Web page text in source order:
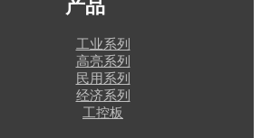
产品
工业系列
高亮系列
民用系列
经济系列
工控板